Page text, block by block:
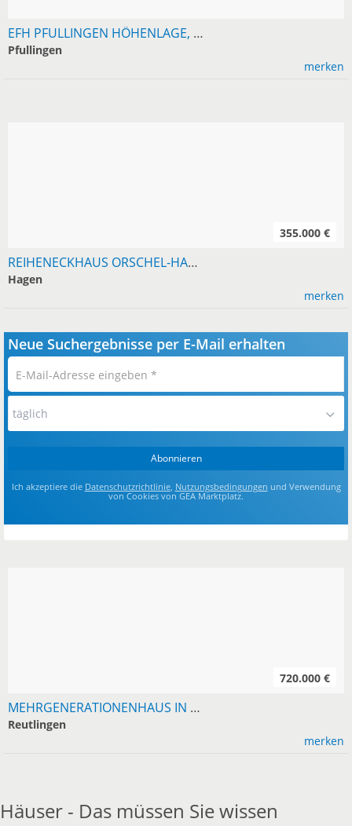
EFH PFULLINGEN HÖHENLAGE, 136 M², GROSSER GARTEN, PROVISIONSFREI
Pfullingen
merken
REIHENECKHAUS ORSCHEL-HAGEN, 92 M², 245 M² GRUNDSTÜCK
355.000 €
Hagen
merken
Neue Suchergebnisse per E-Mail erhalten
E-
Mail-
Adresse
eingeben
täglich
Abonnieren
Ich akzeptiere die Datenschutzrichtlinie, Nutzungsbedingungen und Verwendung
von Cookies von GEA Marktplatz.
MEHRGENERATIONENHAUS IN RT-SONDELFINGEN VON PRIVAT ZU VERKAUFEN. 3 WHGS., CA. 267 M² WFL., 2 WHGS. (DG, OG) KURZFRISTIG FREI, GRUNDSTÜCK 867 M², PREIS...
720.000 €
Reutlingen
merken
Häuser - Das müssen Sie wissen